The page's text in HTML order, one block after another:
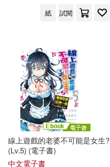
紙 試閱
線上遊戲的老婆不可能是女生?
(Lv.5) (電子書)
中文電子書